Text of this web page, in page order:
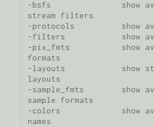
-bsfs               show
stream filters
-protocols          show
-filters            show
-pix_fmts           show
formats
-layouts            show
layouts
-sample_fmts        show
sample formats
-colors             show
names